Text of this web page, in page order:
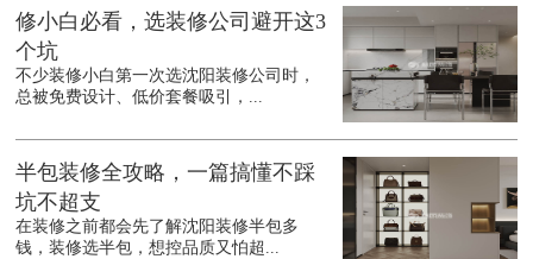
修小白必看，选装修公司避开这3
个坑
不少装修小白第一次选沈阳装修公司时，
总被免费设计、低价套餐吸引，...
半包装修全攻略，一篇搞懂不踩
坑不超支
在装修之前都会先了解沈阳装修半包多
钱，装修选半包，想控品质又怕超...